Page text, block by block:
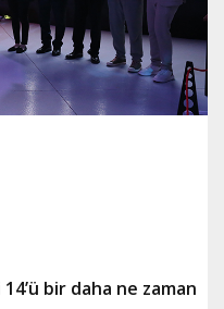
bir daha ne zaman